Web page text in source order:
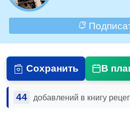
Сохранить В
44 добавлений в книгу